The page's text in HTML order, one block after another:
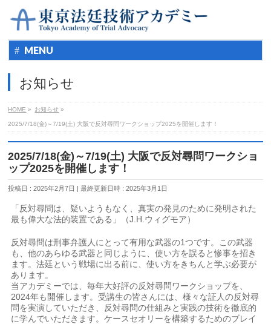
MENU
お知らせ
HOME » お知らせ »
2025/7/18(金)～7/19(土) 大阪で反対尋問ワークショップ2025を開催します！
2025/7/18(金)～7/19(土) 大阪で反対尋問ワークショ
ップ2025を開催します！
投稿日 : 2025年2月7日 最終更新日時 : 2025年3月1日
「反対尋問は、疑いようもなく、真実の発見のために発明された
最も偉大な法的装置である」（J.H.ウィグモア）
反対尋問は刑事弁護人にとって有用な武器の1つです。この武器
も、他のあらゆる武器と同じように、使い方を誤ると惨事を招き
ます。法廷という戦場に出る前に、使い方をきちんと学ぶ必要が
あります。
当アカデミーでは、毎年大好評の反対尋問ワークショップを、
2024年も開催します。受講生の皆さんには、様々な証人の反対尋
問を実演していただき、反対尋問の仕組みと実践の技術を徹底的
に学んでいただきます。ケースセオリーを構築するためのブレイ